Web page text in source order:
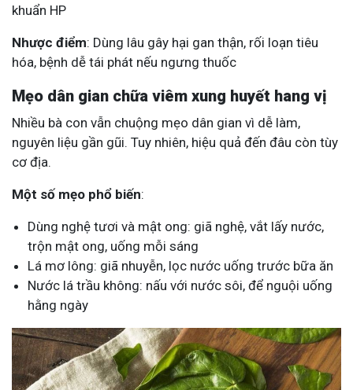
khuẩn HP
Nhược điểm: Dùng lâu gây hại gan thận, rối loạn tiêu
hóa, bệnh dễ tái phát nếu ngưng thuốc
Mẹo dân gian chữa viêm xung huyết hang vị
Nhiều bà con vẫn chuộng mẹo dân gian vì dễ làm,
nguyên liệu gần gũi. Tuy nhiên, hiệu quả đến đâu còn tùy
cơ địa.
Một số mẹo phổ biến:
Dùng nghệ tươi và mật ong: giã nghệ, vắt lấy nước,
trộn mật ong, uống mỗi sáng
Lá mơ lông: giã nhuyễn, lọc nước uống trước bữa ăn
Nước lá trầu không: nấu với nước sôi, để nguội uống
hằng ngày